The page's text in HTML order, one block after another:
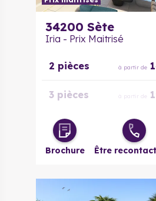
34200 Sète
Iria - Prix Maitrisé
2 pièces à partir de
3 pièces à partir de
4 pièces à partir de
Brochure Être